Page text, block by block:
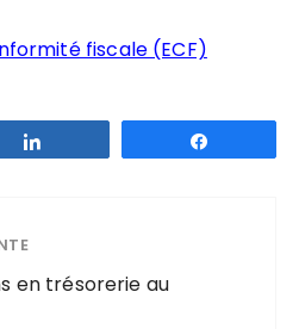
fiscale (ECF)
en trésorerie au